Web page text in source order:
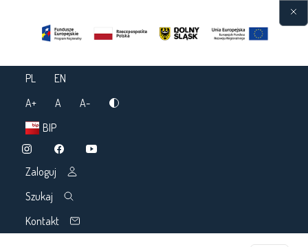
PL
EN
A+
A
A-
BIP
Zaloguj
Szukaj
Kontakt